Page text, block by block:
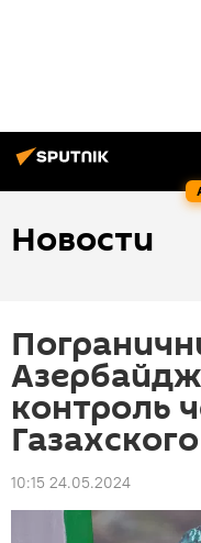
Новости
контроль
10:15 24.05.2024